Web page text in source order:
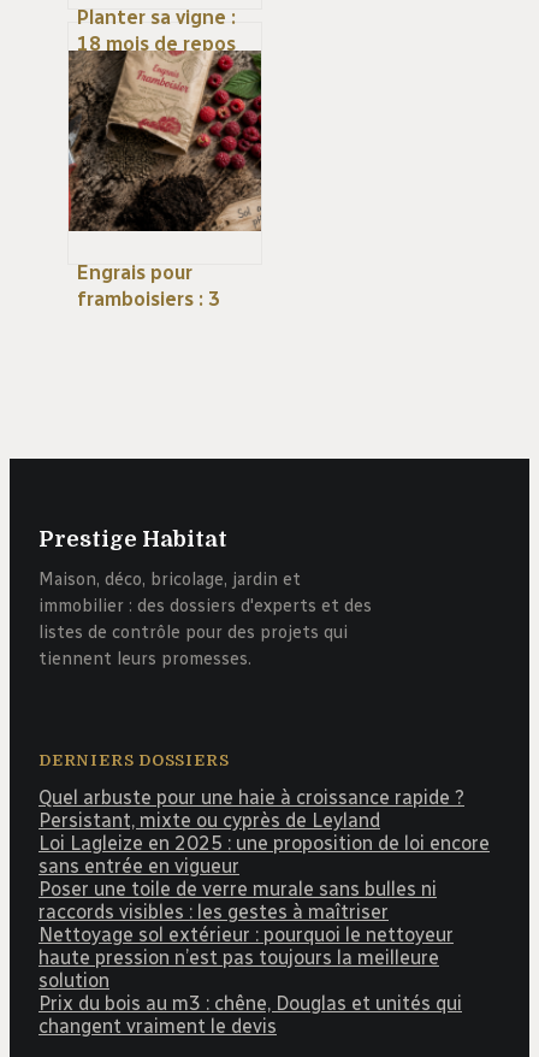
Planter sa vigne :
18 mois de repos
du sol et deux
fenêtres
saisonnières pour
une reprise
garantie
Engrais pour
framboisiers : 3
Prestige Habitat
Maison, déco, bricolage, jardin et
immobilier : des dossiers d'experts et des
listes de contrôle pour des projets qui
tiennent leurs promesses.
DERNIERS DOSSIERS
Quel arbuste pour une haie à croissance rapide ?
Persistant, mixte ou cyprès de Leyland
Loi Lagleize en 2025 : une proposition de loi encore
sans entrée en vigueur
Poser une toile de verre murale sans bulles ni
raccords visibles : les gestes à maîtriser
Nettoyage sol extérieur : pourquoi le nettoyeur
haute pression n’est pas toujours la meilleure
solution
Prix du bois au m3 : chêne, Douglas et unités qui
changent vraiment le devis